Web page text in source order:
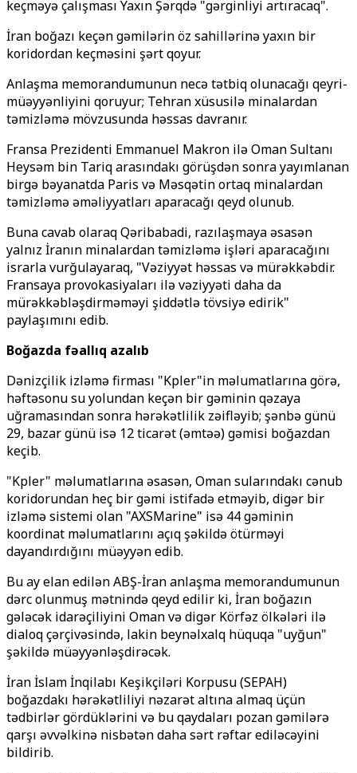
keçməyə çalışması Yaxın Şərqdə "gərginliyi artıracaq".
İran boğazı keçən gəmilərin öz sahillərinə yaxın bir
koridordan keçməsini şərt qoyur.
Anlaşma memorandumunun necə tətbiq olunacağı qeyri-
müəyyənliyini qoruyur; Tehran xüsusilə minalardan
təmizləmə mövzusunda həssas davranır.
Fransa Prezidenti Emmanuel Makron ilə Oman Sultanı
Heysəm bin Tariq arasındakı görüşdən sonra yayımlanan
birgə bəyanatda Paris və Məsqətin ortaq minalardan
təmizləmə əməliyyatları aparacağı qeyd olunub.
Buna cavab olaraq Qəribabadi, razılaşmaya əsasən
yalnız İranın minalardan təmizləmə işləri aparacağını
israrla vurğulayaraq, "Vəziyyət həssas və mürəkkəbdir.
Fransaya provokasiyaları ilə vəziyyəti daha da
mürəkkəbləşdirməməyi şiddətlə tövsiyə edirik"
paylaşımını edib.
Boğazda fəallıq azalıb
Dənizçilik izləmə firması "Kpler"in məlumatlarına görə,
həftəsonu su yolundan keçən bir gəminin qəzaya
uğramasından sonra hərəkətlilik zəifləyib; şənbə günü
29, bazar günü isə 12 ticarət (əmtəə) gəmisi boğazdan
keçib.
"Kpler" məlumatlarına əsasən, Oman sularındakı cənub
koridorundan heç bir gəmi istifadə etməyib, digər bir
izləmə sistemi olan "AXSMarine" isə 44 gəminin
koordinat məlumatlarını açıq şəkildə ötürməyi
dayandırdığını müəyyən edib.
Bu ay elan edilən ABŞ-İran anlaşma memorandumunun
dərc olunmuş mətnində qeyd edilir ki, İran boğazın
gələcək idarəçiliyini Oman və digər Körfəz ölkələri ilə
dialoq çərçivəsində, lakin beynəlxalq hüquqa "uyğun"
şəkildə müəyyənləşdirəcək.
İran İslam İnqilabı Keşikçiləri Korpusu (SEPAH)
boğazdakı hərəkətliliyi nəzarət altına almaq üçün
tədbirlər gördüklərini və bu qaydaları pozan gəmilərə
qarşı əvvəlkinə nisbətən daha sərt rəftar ediləcəyini
bildirib.